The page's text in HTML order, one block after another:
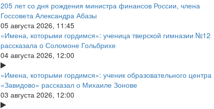
205 лет со дня рождения министра финансов России, члена
Госсовета Александра Абазы
05 августа 2026, 11:45
«Имена, которыми гордимся»: ученица тверской гимназии №12
рассказала о Соломоне Гольбрихе
04 августа 2026, 12:00
«Имена, которыми гордимся»: ученик образовательного центра
«Завидово» рассказал о Михаиле Зонове
03 августа 2026, 12:00